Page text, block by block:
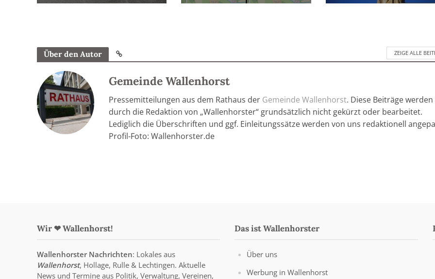
Über den Autor ZEIGE ALLE
Gemeinde Wallenhorst
Pressemitteilungen aus dem Rathaus der Gemeinde Wallenhorst. Diese Beiträge werden
durch die Redaktion von „Wallenhorster“ grundsätzlich nicht gekürzt oder bearbeitet.
Lediglich die Überschriften und ggf. Einleitungssätze werden von uns redaktionell
Profil-Foto: Wallenhorster.de
Wir ❤ Wallenhorst!
Wallenhorster Nachrichten: Lokales aus
Wallenhorst, Hollage, Rulle & Lechtingen. Aktuelle
News und Termine aus Politik, Verwaltung, Vereinen,
Das ist Wallenhorster
Über uns
Werbung in Wallenhorst